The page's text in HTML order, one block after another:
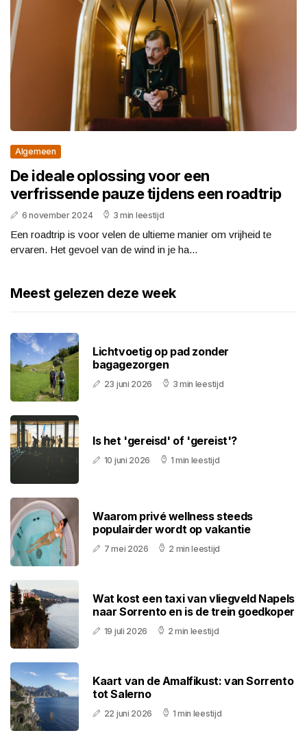
Algemeen
De ideale oplossing voor een
verfrissende pauze tijdens een roadtrip
6 november 2024 3 min leestijd
Een roadtrip is voor velen de ultieme manier om vrijheid te
ervaren. Het gevoel van de wind in je ha...
Meest gelezen deze week
Lichtvoetig op pad zonder
bagagezorgen
23 juni 2026 3 min leestijd
Is het 'gereisd' of 'gereist'?
10 juni 2026 1 min leestijd
Waarom privé wellness steeds
populairder wordt op vakantie
7 mei 2026 2 min leestijd
Wat kost een taxi van vliegveld Napels
naar Sorrento en is de trein goedkoper
19 juli 2026 2 min leestijd
Kaart van de Amalfikust: van Sorrento
tot Salerno
22 juni 2026 1 min leestijd